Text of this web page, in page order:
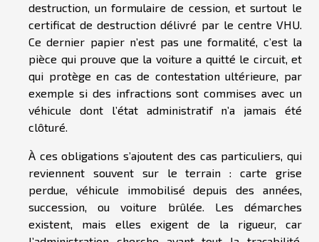
destruction, un formulaire de cession, et surtout le
certificat de destruction délivré par le centre VHU.
Ce dernier papier n’est pas une formalité, c’est la
pièce qui prouve que la voiture a quitté le circuit, et
qui protège en cas de contestation ultérieure, par
exemple si des infractions sont commises avec un
véhicule dont l’état administratif n’a jamais été
clôturé.
À ces obligations s’ajoutent des cas particuliers, qui
reviennent souvent sur le terrain : carte grise
perdue, véhicule immobilisé depuis des années,
succession, ou voiture brûlée. Les démarches
existent, mais elles exigent de la rigueur, car